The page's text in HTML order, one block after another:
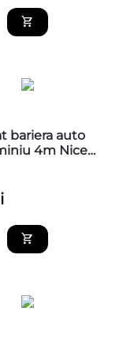
bariera auto
4m Nice